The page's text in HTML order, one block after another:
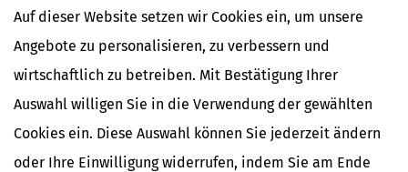
Auf dieser Website setzen wir Cookies ein, um unsere
Angebote zu personalisieren, zu verbessern und
wirtschaftlich zu betreiben. Mit Bestätigung Ihrer
Auswahl willigen Sie in die Verwendung der gewählten
Cookies ein. Diese Auswahl können Sie jederzeit ändern
oder Ihre Einwilligung widerrufen, indem Sie am Ende
des Bundesrates durch Rechtsverordnung Art, Inhalt und Umfang
der nach den Absätzen 3 und 4 zu erstellenden Aufzeichnungen zu
Ähnliche Themen